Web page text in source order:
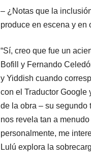
– ¿Notas que la
produce en escena y en
“Sí, creo que fue un
Bofill y Fernando
y Yiddish cuando
con el Traductor Google
de la obra – su segundo
nos revela tan a
personalmente, me
Lulú explora la